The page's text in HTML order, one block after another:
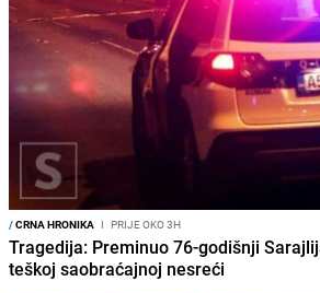
/CRNA HRONIKA I PRIJE OKO 3H
Tragedija: Preminuo 76-godišnji
teškoj saobraćajnoj nesreći